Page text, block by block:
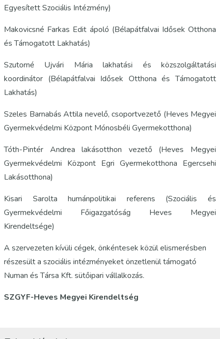
Egyesített Szociális Intézmény)
Makovicsné Farkas Edit ápoló (Bélapátfalvai Idősek Otthona
és Támogatott Lakhatás)
Szutorné Ujvári Mária lakhatási és közszolgáltatási
koordinátor (Bélapátfalvai Idősek Otthona és Támogatott
Lakhatás)
Szeles Barnabás Attila nevelő, csoportvezető (Heves Megyei
Gyermekvédelmi Központ Mónosbéli Gyermekotthona)
Tóth-Pintér Andrea lakásotthon vezető (Heves Megyei
Gyermekvédelmi Központ Egri Gyermekotthona Egercsehi
Lakásotthona)
Kisari Sarolta humánpolitikai referens (Szociális és
Gyermekvédelmi Főigazgatóság Heves Megyei
Kirendeltsége)
A szervezeten kívüli cégek, önkéntesek közül elismerésben
részesült a szociális intézményeket önzetlenül támogató
Numan és Társa Kft. sütőipari vállalkozás.
SZGYF-Heves Megyei Kirendeltség